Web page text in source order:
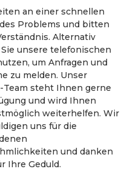
an einer schnellen
Problems und bitten
Alternativ
unsere telefonischen
um Anfragen und
zu melden. Unser
Team steht Ihnen gerne
und wird Ihnen
weiterhelfen. Wir
uns für die
und danken
Ihre Geduld.